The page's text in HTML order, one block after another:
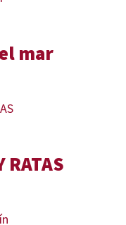
mar
RATAS